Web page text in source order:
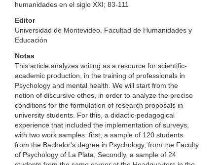
humanidades en el siglo XXI; 83-111
Editor
Universidad de Montevideo. Facultad de Humanidades y
Educación
Notas
This article analyzes writing as a resource for scientific-
academic production, in the training of professionals in
Psychology and mental health. We will start from the
notion of discursive ethos, in order to analyze the precise
conditions for the formulation of research proposals in
university students. For this, a didactic-pedagogical
experience that included the implementation of surveys,
with two work samples: first, a sample of 120 students
from the Bachelor's degree in Psychology, from the Faculty
of Psychology of La Plata; Secondly, a sample of 24